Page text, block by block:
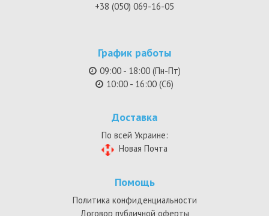
+38 (050) 069-16-05
График работы
09:00 - 18:00 (Пн-Пт)
10:00 - 16:00 (Сб)
Доставка
По всей Украине:
Новая Почта
Помощь
Политика конфиденциальности
Договор публичной оферты